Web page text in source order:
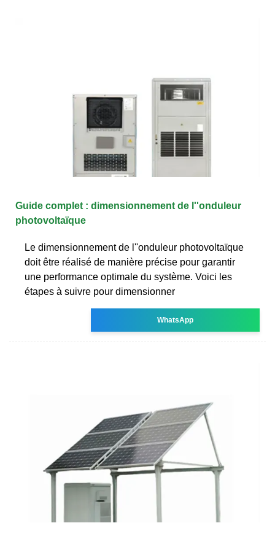
Guide complet : dimensionnement de l''onduleur
photovoltaïque
Le dimensionnement de l''onduleur photovoltaïque
doit être réalisé de manière précise pour garantir
une performance optimale du système. Voici les
étapes à suivre pour dimensionner
WhatsApp